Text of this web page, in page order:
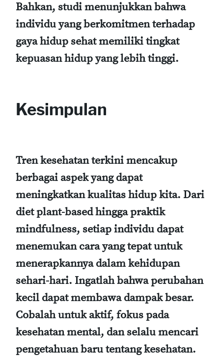
Bahkan, studi menunjukkan bahwa
individu yang berkomitmen terhadap
gaya hidup sehat memiliki tingkat
kepuasan hidup yang lebih tinggi.
Kesimpulan
Tren kesehatan terkini mencakup
berbagai aspek yang dapat
meningkatkan kualitas hidup kita. Dari
diet plant-based hingga praktik
mindfulness, setiap individu dapat
menemukan cara yang tepat untuk
menerapkannya dalam kehidupan
sehari-hari. Ingatlah bahwa perubahan
kecil dapat membawa dampak besar.
Cobalah untuk aktif, fokus pada
kesehatan mental, dan selalu mencari
pengetahuan baru tentang kesehatan.